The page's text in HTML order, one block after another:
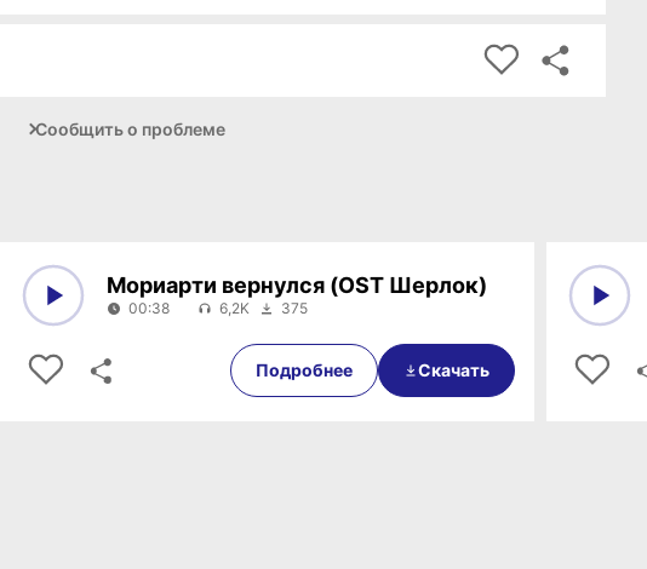
Сообщить о проблеме
00:38
Мориарти вернулся (OST Шерлок)
00:38 6,2K 375
Подробнее Скачать